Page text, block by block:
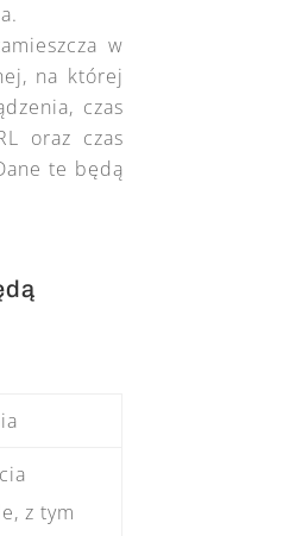
w
na której
czas
oraz czas
te będą
z tym